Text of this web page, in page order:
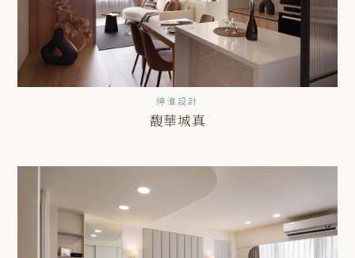
紳淮設計
馥華城真